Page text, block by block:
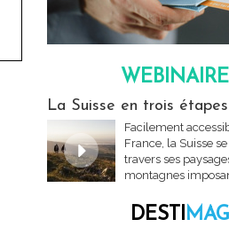
La Suisse en trois étapes
Facilement
France, la Suisse
travers ses
montagnes
DESTIMAG